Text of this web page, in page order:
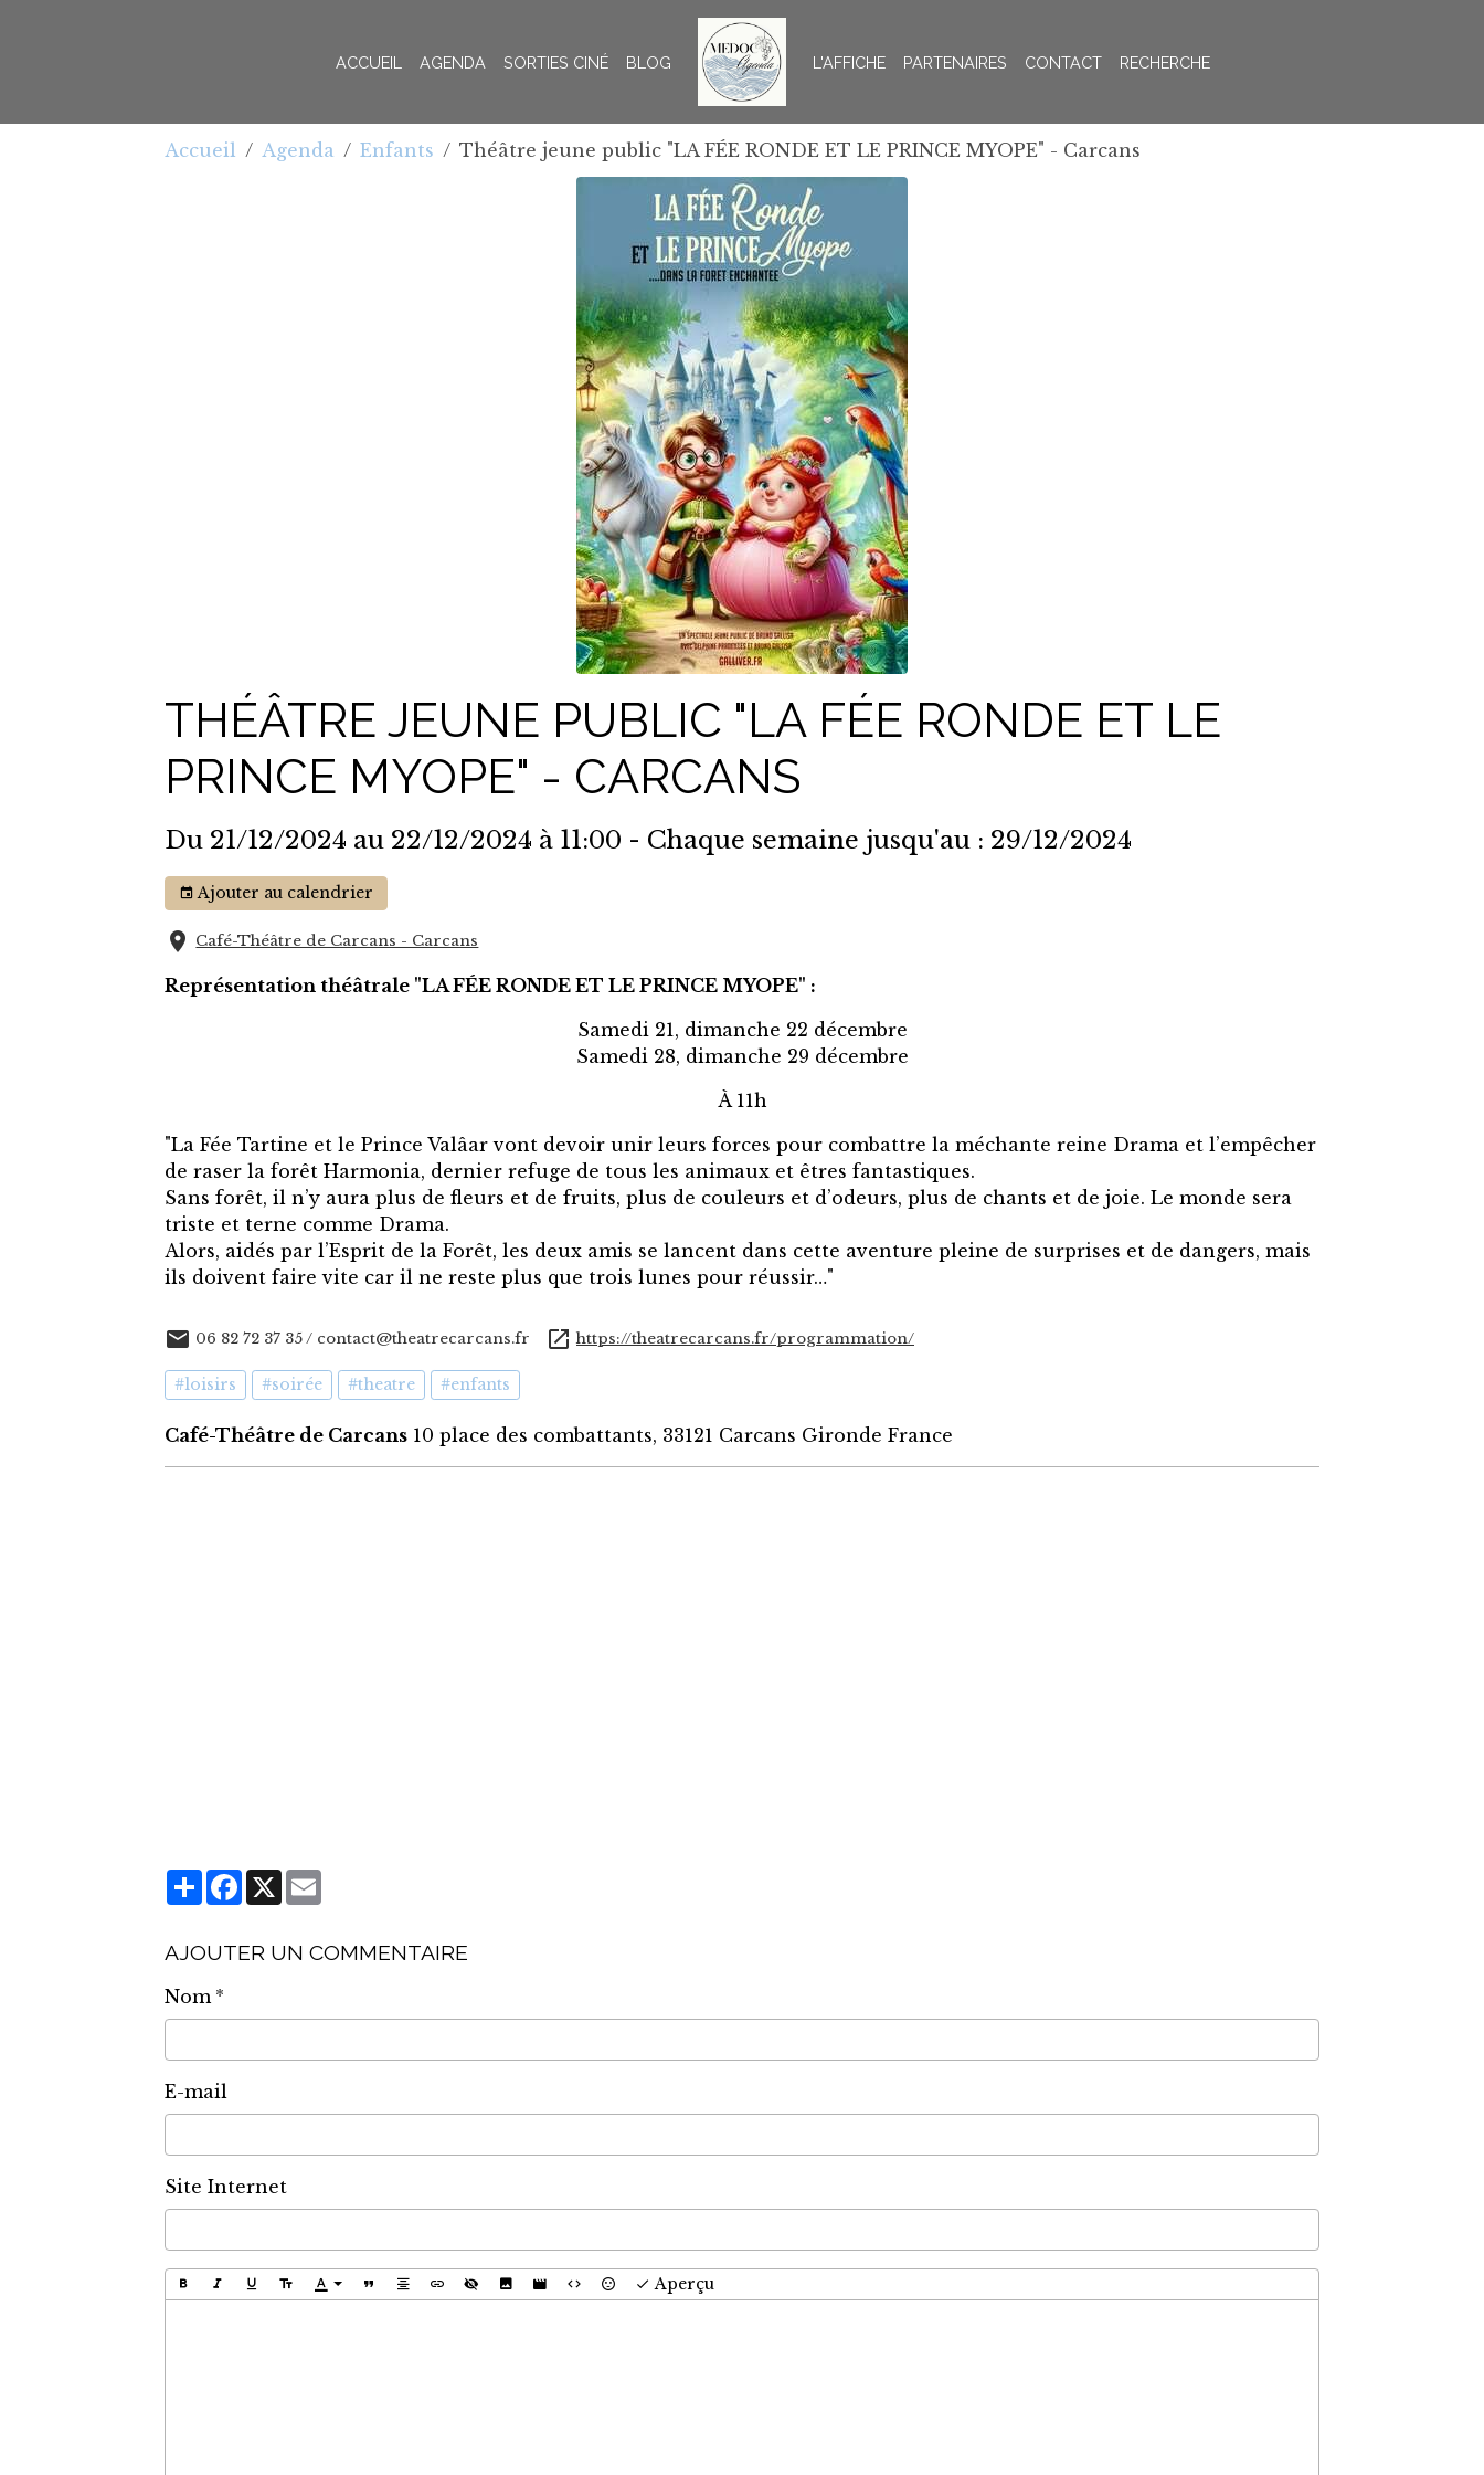
ACCUEIL AGENDA SORTIES CINÉ BLOG L'AFFICHE PARTENAIRES CONTACT RECHERCHE
Accueil Agenda Enfants Théâtre jeune public "LA FÉE RONDE ET LE PRINCE MYOPE" - Carcans
THÉÂTRE JEUNE PUBLIC "LA FÉE RONDE ET LE
PRINCE MYOPE" - CARCANS
Du 21/12/2024 au 22/12/2024 à 11:00 - Chaque semaine jusqu'au : 29/12/2024
Ajouter au calendrier
Café-Théâtre de Carcans - Carcans
Représentation théâtrale "LA FÉE RONDE ET LE PRINCE MYOPE" :
Samedi 21, dimanche 22 décembre
Samedi 28, dimanche 29 décembre
À 11h
"La Fée Tartine et le Prince Valâar vont devoir unir leurs forces pour combattre la méchante reine Drama et l’empêcher
de raser la forêt Harmonia, dernier refuge de tous les animaux et êtres fantastiques.
Sans forêt, il n’y aura plus de fleurs et de fruits, plus de couleurs et d’odeurs, plus de chants et de joie. Le monde sera
triste et terne comme Drama.
Alors, aidés par l’Esprit de la Forêt, les deux amis se lancent dans cette aventure pleine de surprises et de dangers, mais
ils doivent faire vite car il ne reste plus que trois lunes pour réussir…"
06 82 72 37 35 / contact@theatrecarcans.fr https://theatrecarcans.fr/programmation/
#loisirs #soirée #theatre #enfants
Café-Théâtre de Carcans 10 place des combattants, 33121 Carcans Gironde France
PartagerFacebook
X
AJOUTER UN COMMENTAIRE
Nom
E-mail
Site Internet
Aperçu